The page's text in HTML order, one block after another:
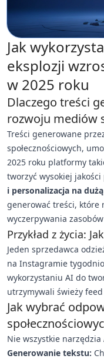
Jak
eksplozji
w 2025 roku
Dlaczego treści
rozwoju mediów
Treści generowane
społecznościowych,
2025 roku platformy
tworzyć wysokiej
i personalizacja na
generować treści, które
wyczerpywania
Przykład z życia:
Jeden sprzedawca
na Instagramie
wykorzystaniu AI do
utrzymywali świeży
Jak wybrać
Nie wszystkie
Generowanie tekstu: